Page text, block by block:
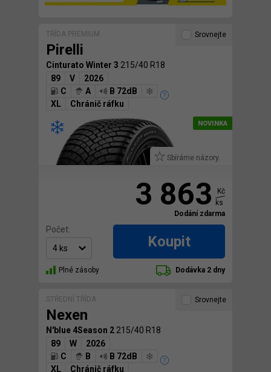
TŘÍDA PREMIUM
Pirelli
Cinturato Winter 3 215/40 R18
89
V
2026
C
A
B 72dB
XL
Chránič ráfku
Sbíráme názory.
Srovnejte
3 863
Kč
ks
Dodání zdarma
Počet:
Koupit
Plné zásoby Dodávka 2 dny
STŘEDNÍ TŘÍDA
Nexen
N'blue 4Season 2 215/40 R18
89
W
2026
C
B
B 72dB
XL
Chránič ráfku
Srovnejte